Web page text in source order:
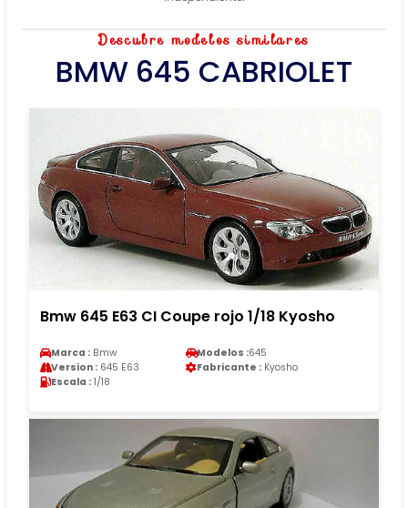
Descubre modelos similares
BMW 645 CABRIOLET
Bmw 645 E63 CI Coupe rojo 1/18 Kyosho
Marca : Bmw Modelos :645
Version : 645 E63 Fabricante : Kyosho
Escala : 1/18